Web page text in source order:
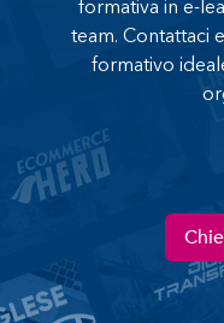
formativa in e-
team. Contattaci
formativo